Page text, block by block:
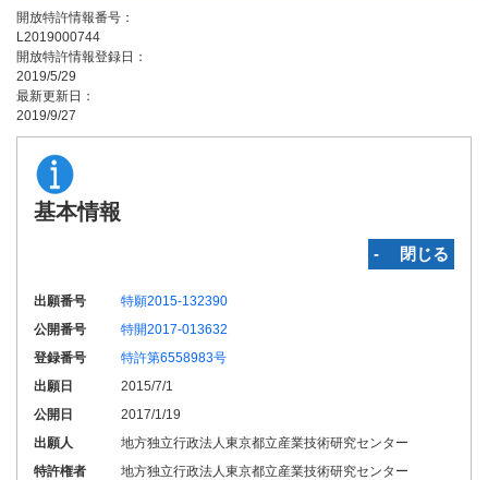
開放特許情報番号：
L2019000744
開放特許情報登録日：
2019/5/29
最新更新日：
2019/9/27
基本情報
‐ 閉じる
出願番号
特願2015-132390
公開番号
特開2017-013632
登録番号
特許第6558983号
出願日
2015/7/1
公開日
2017/1/19
出願人
地方独立行政法人東京都立産業技術研究センター
特許権者
地方独立行政法人東京都立産業技術研究センター